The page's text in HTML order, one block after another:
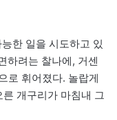
한 일을 시도하고 있
하려는 찰나에, 거센
로 휘어졌다. 놀랍게
개구리가 마침내 그